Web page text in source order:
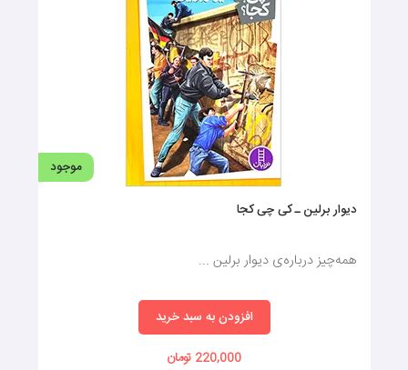
موجود
دیوار برلین ـ کی چی کجا
همه‌چیز درباره‌ی دیوار برلین ...
افزودن به سبد خرید
220,000 تومان